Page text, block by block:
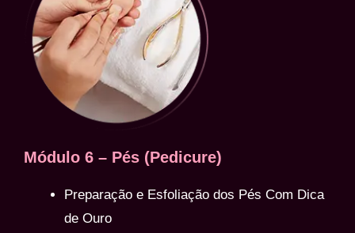
Módulo 6 – Pés (Pedicure)
Preparação e Esfoliação dos Pés Com Dica
de Ouro